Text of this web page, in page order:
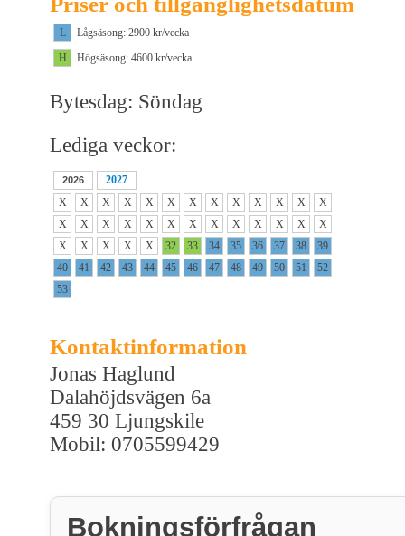
L
Lågsäsong: 2900 kr/vecka
H
Högsäsong: 4600 kr/vecka
Bytesdag: Söndag
Lediga veckor:
2026
2027
X
X X X X X X X X X X X
X
X
X X X X X X X X X X X
X
X
X X X X 32 33 34 35 36 37 38
39
40
41 42 43 44 45 46 47 48 49 50 51
52
53
Kontaktinformation
Jonas Haglund
Dalahöjdsvägen 6a
459 30 Ljungskile
Mobil: 0705599429
Bokningsförfrågan